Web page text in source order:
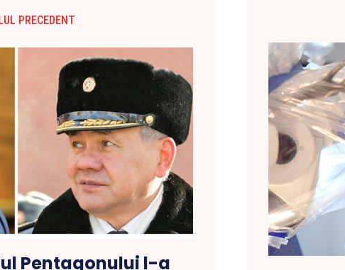
PRECEDENT
Pentagonului l-a